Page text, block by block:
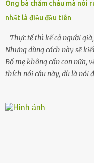
xuân vào người chồng ấy
chiếc xe buýt cuối ngày,
Ông bà chăm cháu mà nói
nhất là điều đầu tiên
Thực tế thì kể cả người
Nhưng dùng cách này sẽ
Bố mẹ không cần con nữa,
thích nói câu này, dù là nói
khuyên nhủ con thật cẩn